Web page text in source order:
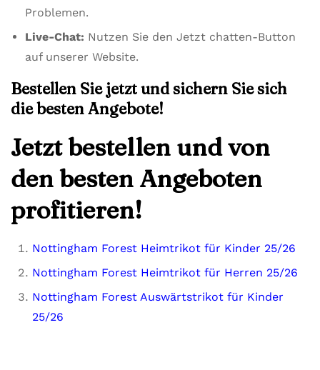
Problemen.
Live-Chat: Nutzen Sie den Jetzt chatten-Button
auf unserer Website.
Bestellen Sie jetzt und sichern Sie sich
die besten Angebote!
Jetzt bestellen und von
den besten Angeboten
profitieren!
Nottingham Forest Heimtrikot für Kinder 25/26
Nottingham Forest Heimtrikot für Herren 25/26
Nottingham Forest Auswärtstrikot für Kinder
25/26